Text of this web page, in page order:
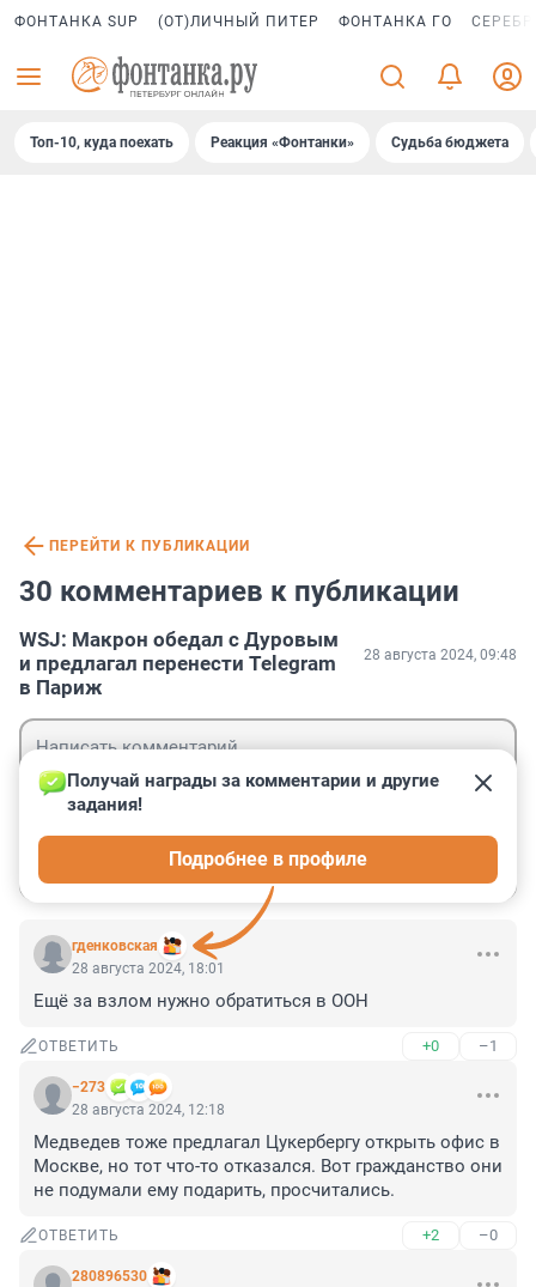
ФОНТАНКА SUP (ОТ)ЛИЧНЫЙ ПИТЕР ФОНТАНКА ГО
Топ-10, куда поехать Реакция «Фонтанки» Судьба бюджета
ПЕРЕЙТИ К ПУБЛИКАЦИИ
30 комментариев к публикации
WSJ: Макрон обедал с Дуровым
и предлагал перенести Telegram
в Париж
28 августа 2024, 09:48
гденковская
Получай награды за комментарии и другие
задания!
Подробнее в профиле
28 августа 2024, 18:01
Ещё за взлом нужно обратиться в ООН
ОТВЕТИТЬ +0 –1
−273
28 августа 2024, 12:18
Медведев тоже предлагал Цукербергу открыть офис в
Москве, но тот что-то отказался. Вот гражданство они
не подумали ему подарить, просчитались.
ОТВЕТИТЬ +2 –0
280896530